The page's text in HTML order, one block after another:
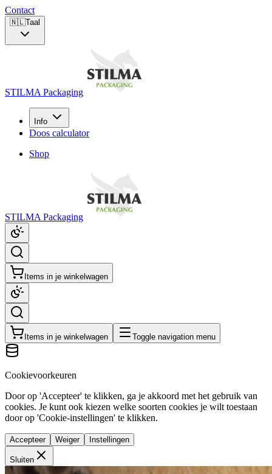
Contact
🇳🇱Taal
STILMA Packaging
Info
Doos calculator
Shop
STILMA Packaging
Items in je winkelwagen
Items in je winkelwagen Toggle navigation menu
Cookievoorkeuren
Door op 'Accepteer' te klikken, ga je akkoord met het gebruik van
cookies. Je kunt ook kiezen welke soorten cookies je wilt toestaan
door op 'Cookie-instellingen' te klikken.
Accepteer Weiger Instellingen
Sluiten